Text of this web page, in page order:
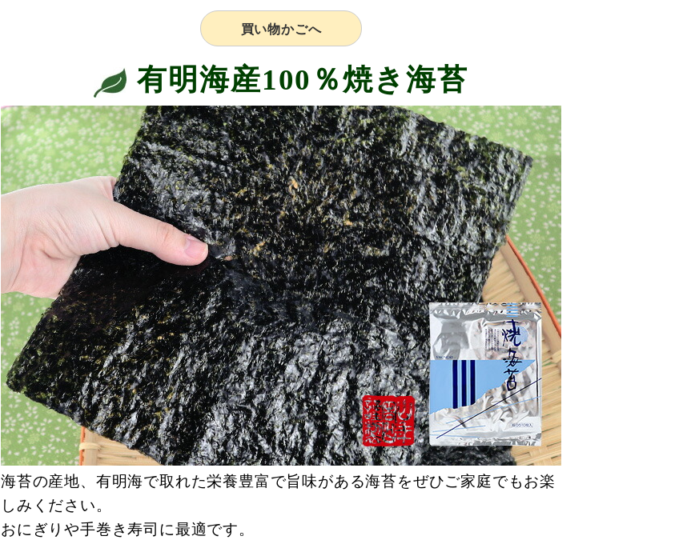
買い物かごへ
有明海産100％焼き海苔
海苔の産地、有明海で取れた栄養豊富で旨味がある海苔をぜひご家庭でもお楽
しみください。
おにぎりや手巻き寿司に最適です。